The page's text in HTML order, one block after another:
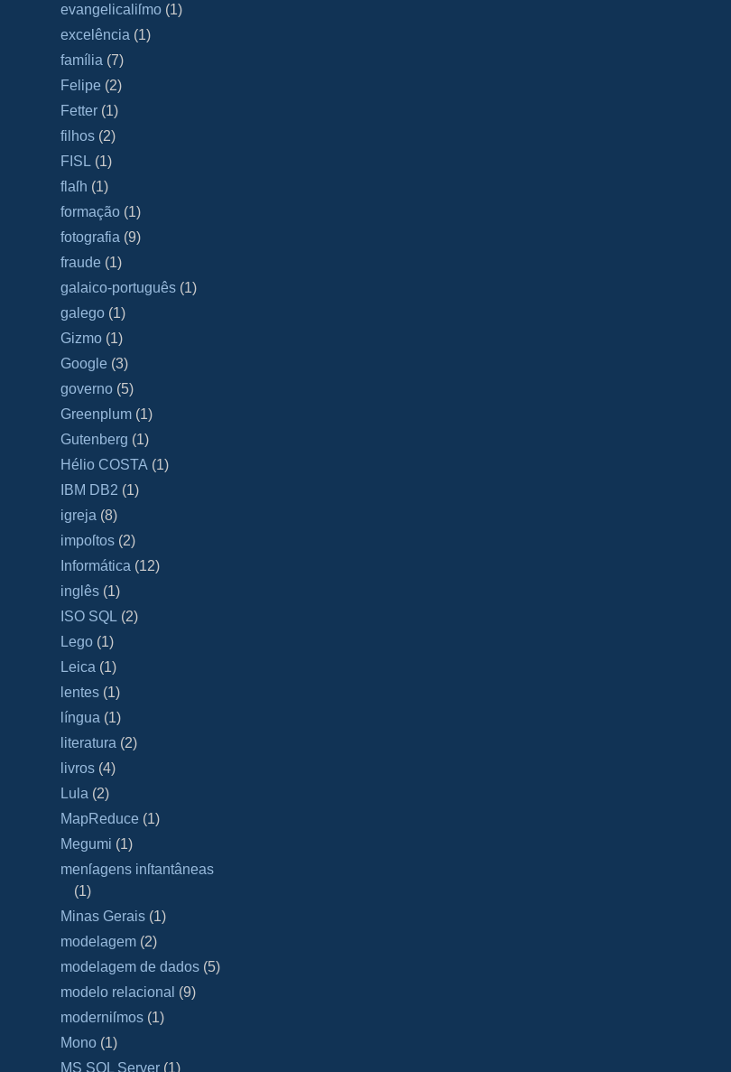
evangelicaliſmo (1)
excelência (1)
família (7)
Felipe (2)
Fetter (1)
filhos (2)
FISL (1)
flaſh (1)
formação (1)
fotografia (9)
fraude (1)
galaico‐português (1)
galego (1)
Gizmo (1)
Google (3)
governo (5)
Greenplum (1)
Gutenberg (1)
Hélio COSTA (1)
IBM DB2 (1)
igreja (8)
impoſtos (2)
Informática (12)
inglês (1)
ISO SQL (2)
Lego (1)
Leica (1)
lentes (1)
língua (1)
literatura (2)
livros (4)
Lula (2)
MapReduce (1)
Megumi (1)
menſagens inſtantâneas
(1)
Minas Gerais (1)
modelagem (2)
modelagem de dados (5)
modelo relacional (9)
moderniſmos (1)
Mono (1)
MS SQL Server (1)